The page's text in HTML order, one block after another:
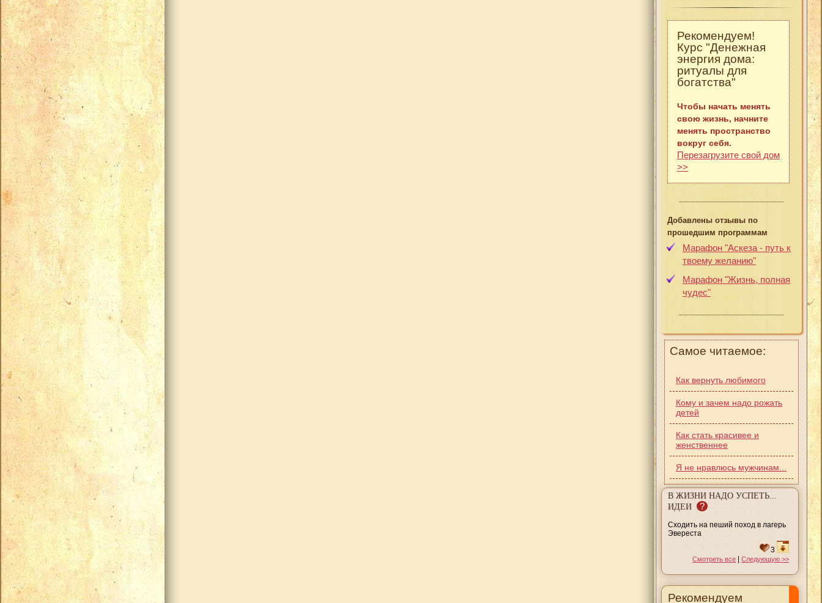
Рекомендуем!
Курс "Денежная
энергия дома:
ритуалы для
богатства"
Чтобы начать менять
свою жизнь, начните
менять пространство
вокруг себя.
Перезагрузите свой дом
>>
Добавлены отзывы по
прошедшим программам
Марафон "Аскеза - путь к
твоему желанию"
Марафон "Жизнь, полная
чудес"
Самое читаемое:
Как вернуть любимого
Кому и зачем надо рожать
детей
Как стать красивее и
женственнее
Я не нравлюсь мужчинам...
В ЖИЗНИ НАДО УСПЕТЬ...
ИДЕИ
?
Сходить на пеший поход в лагерь
Эвереста
3
Смотреть все | Следующую >>
Рекомендуем